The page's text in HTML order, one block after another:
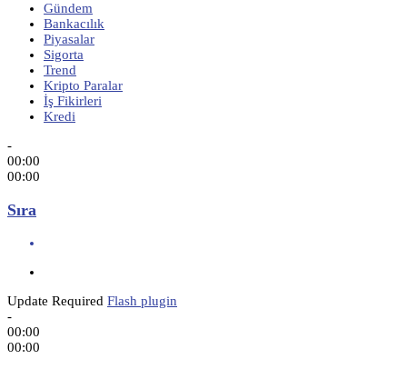
Gündem
Bankacılık
Piyasalar
Sigorta
Trend
Kripto Paralar
İş Fikirleri
Kredi
-
00:00
00:00
Sıra
Update Required Flash plugin
-
00:00
00:00